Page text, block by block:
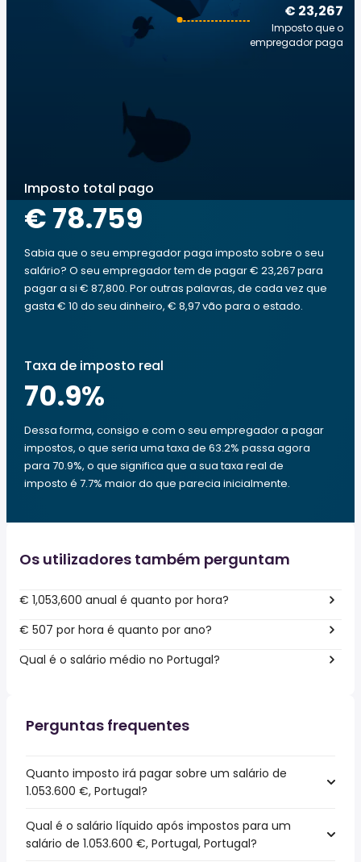
€ 23,267
Imposto que o
empregador paga
Imposto total pago
€ 78.759
Sabia que o seu empregador paga imposto sobre o seu
salário? O seu empregador tem de pagar € 23,267 para
pagar a si € 87,800. Por outras palavras, de cada vez que
gasta € 10 do seu dinheiro, € 8,97 vão para o estado.
Taxa de imposto real
70.9%
Dessa forma, consigo e com o seu empregador a pagar
impostos, o que seria uma taxa de 63.2% passa agora
para 70.9%, o que significa que a sua taxa real de
imposto é 7.7% maior do que parecia inicialmente.
Os utilizadores também perguntam
€ 1,053,600 anual é quanto por hora?
€ 507 por hora é quanto por ano?
Qual é o salário médio no Portugal?
Perguntas frequentes
Quanto imposto irá pagar sobre um salário de
1.053.600 €, Portugal?
Qual é o salário líquido após impostos para um
salário de 1.053.600 €, Portugal, Portugal?